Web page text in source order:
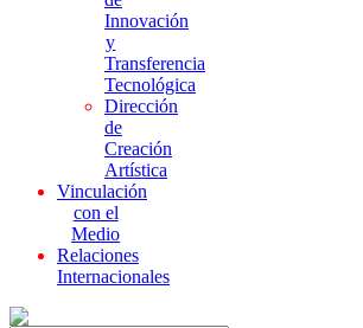
Innovación
y
Transferencia
Tecnológica
Dirección
de
Creación
Artística
Vinculación
con el
Medio
Relaciones
Internacionales